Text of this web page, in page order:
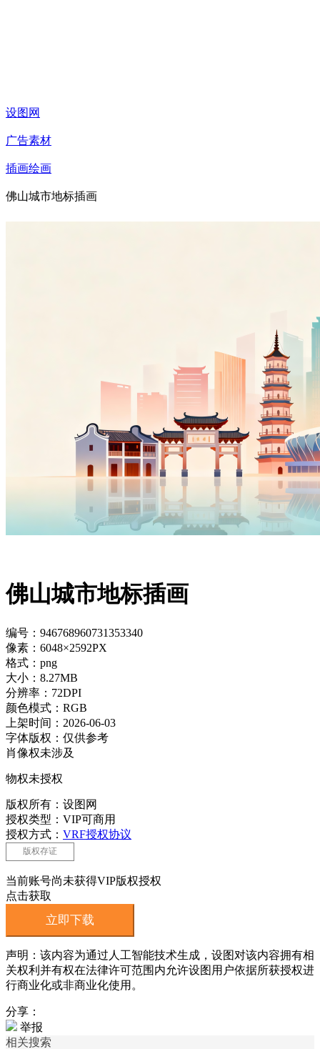
设图网
广告素材
插画绘画
佛山城市地标插画
佛山城市地标插画
编号：946768960731353340
像素：6048×2592PX
格式：png
大小：8.27MB
分辨率：72DPI
颜色模式：RGB
上架时间：2026-06-03
字体版权：仅供参考
肖像权未涉及
物权未授权
版权所有：设图网
授权类型：VIP可商用
授权方式： VRF授权协议
版权存证
当前账号尚未获得VIP版权授权
点击获取
立即下载
声明：该内容为通过人工智能技术生成，设图对该内容拥有相
关权利并有权在法律许可范围内允许设图用户依据所获授权进
行商业化或非商业化使用。
分享：
举报
相关搜索